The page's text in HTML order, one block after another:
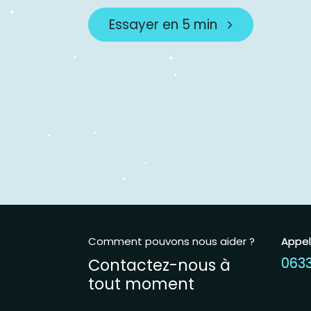
Essayer en 5 min
Comment pouvons nous aider ?
Contactez-nous à
tout moment